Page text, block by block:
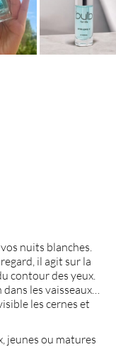
nuits blanches.
il agit sur la
contour des yeux.
les vaisseaux
les cernes et
jeunes ou matures